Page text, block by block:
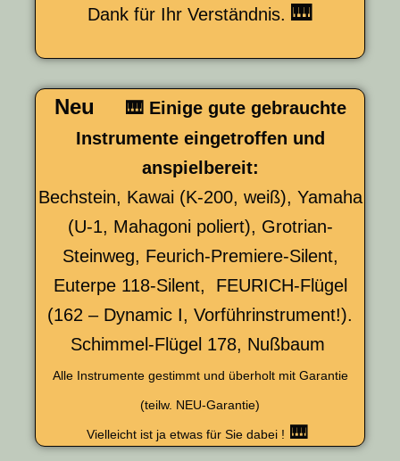
Dank für Ihr Verständnis. 🎹
Neu
🎹 Einige gute gebrauchte
Instrumente eingetroffen und
anspielbereit:
Bechstein, Kawai (K-200, weiß), Yamaha
(U-1, Mahagoni poliert), Grotrian-
Steinweg, Feurich-Premiere-Silent,
Euterpe 118-Silent, FEURICH-Flügel
(162 – Dynamic I, Vorführinstrument!).
Schimmel-Flügel 178, Nußbaum
Alle Instrumente gestimmt und überholt mit Garantie
(teilw. NEU-Garantie)
Vielleicht ist ja etwas für Sie dabei ! 🎹